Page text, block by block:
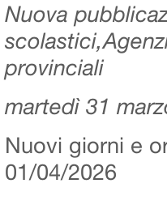
Nuova
provinciali
martedì 31
Nuovi giorni e
01/04/2026